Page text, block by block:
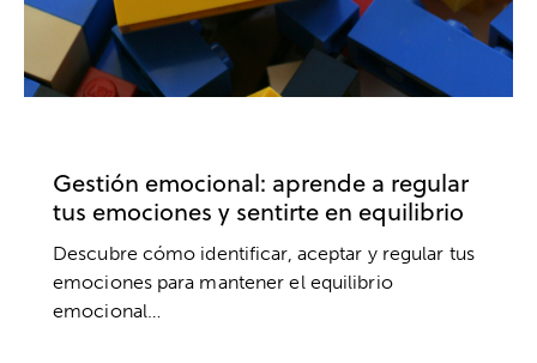
Gestión emocional: aprende a regular
tus emociones y sentirte en equilibrio
Descubre cómo identificar, aceptar y regular tus
emociones para mantener el equilibrio
emocional…